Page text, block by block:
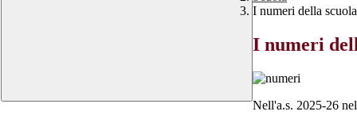
I numeri della scuola
I numeri
Nell'a.s. 2025-26